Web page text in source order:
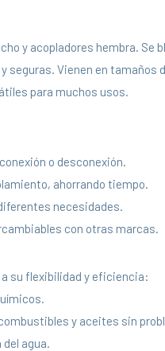
y acopladores hembra. Se
Vienen en tamaños
para muchos usos.
o desconexión.
ahorrando tiempo.
necesidades.
con otras marcas.
su flexibilidad y eficiencia:
y aceites sin
agua.